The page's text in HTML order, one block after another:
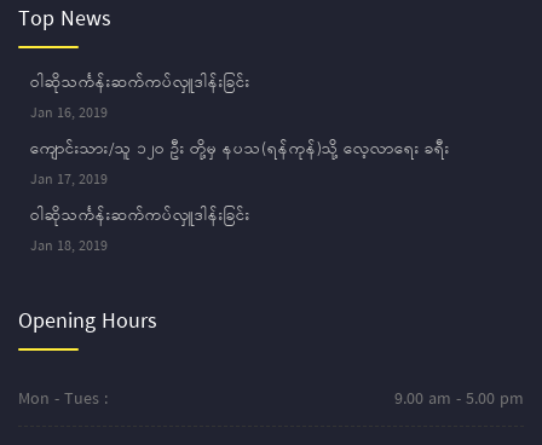
Top News
ဝါဆိုသင်္ကန်းဆက်ကပ်လှူဒါန်းခြင်း
Jan 16, 2019
ကျောင်းသား/သူ ၁၂ဝ ဦး တို့မှ နပသ(ရန်ကုန်)သို့ လေ့လာရေး ခရီး
Jan 17, 2019
ဝါဆိုသင်္ကန်းဆက်ကပ်လှူဒါန်းခြင်း
Jan 18, 2019
Opening Hours
Mon - Tues :
9.00 am - 5.00 pm